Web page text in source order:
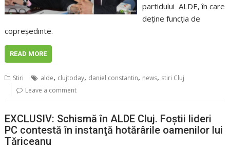
partidului ALDE, în care
deţine funcţia de
copreşedinte.
READ MORE
Stiri alde, clujtoday, daniel constantin, news, stiri Cluj
Leave a comment
EXCLUSIV: Schismă în ALDE Cluj. Foştii lideri
PC contestă în instanţă hotărârile oamenilor lui
Tăriceanu